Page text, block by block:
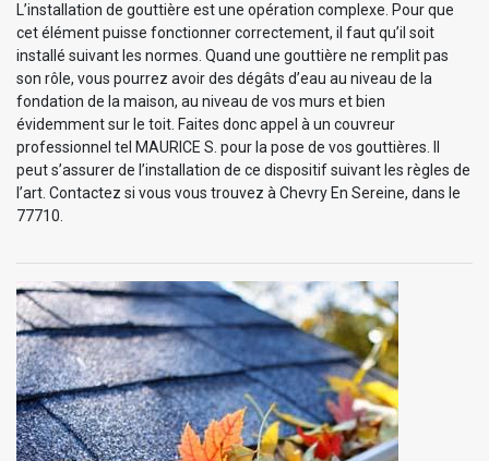
L’installation de gouttière est une opération complexe. Pour que
cet élément puisse fonctionner correctement, il faut qu’il soit
installé suivant les normes. Quand une gouttière ne remplit pas
son rôle, vous pourrez avoir des dégâts d’eau au niveau de la
fondation de la maison, au niveau de vos murs et bien
évidemment sur le toit. Faites donc appel à un couvreur
professionnel tel MAURICE S. pour la pose de vos gouttières. Il
peut s’assurer de l’installation de ce dispositif suivant les règles de
l’art. Contactez si vous vous trouvez à Chevry En Sereine, dans le
77710.